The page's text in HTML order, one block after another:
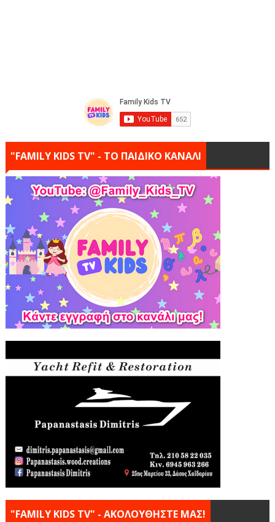
"FAMILY KIDS TV" - ΤΟ ΠΑΙΔΙΚΟ ΚΑΝΑΛΙ
"FAMILY KIDS TV" - ΑΚΟΛΟΥΘΗΣΤΕ ΜΑΣ!